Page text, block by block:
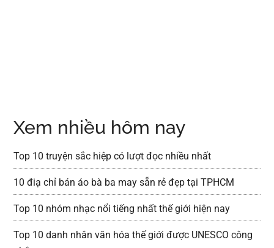
Xem nhiều hôm nay
Top 10 truyện sắc hiệp có lượt đọc nhiều nhất
10 điạ chỉ bán áo bà ba may sẵn rẻ đẹp tại TPHCM
Top 10 nhóm nhạc nổi tiếng nhất thế giới hiện nay
Top 10 danh nhân văn hóa thế giới được UNESCO công